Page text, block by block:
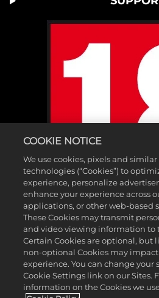
©2025 Gearbox Software. Publié par 2K
Gearbox. Gearbox, Borderlands et leurs
marques commerciales Gearbox
COOKIE NOTICE
We use cookies, pixels and
technologies (“Cookies”) to
experience, personalize
enhance your experience across
applications, or other web-based
These Cookies may transmit
and video viewing information to
Certain Cookies are optional,
non-optional Cookies may
experience. You can change your
Cookie Settings link on our Sites.
information on the Cookies we